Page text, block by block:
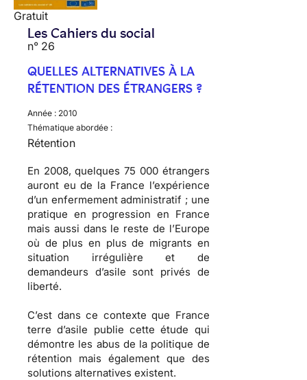
Gratuit
Les Cahiers du social
n° 26
QUELLES ALTERNATIVES À LA
RÉTENTION DES ÉTRANGERS ?
Année : 2010
Thématique abordée :
Rétention
En 2008, quelques75 000 étrangers
auront eu de la France l’expérience
d’un enfermement administratif ; une
pratique en progression en France
mais aussi dans le reste de l’Europe
où de plus en plus de migrants en
situation irrégulière et de
demandeurs d’asile sont privés de
liberté.
C’est dans ce contexte que France
terre d’asile publie cette étude qui
démontre les abus de la politique de
rétention mais également que des
solutions alternatives existent.